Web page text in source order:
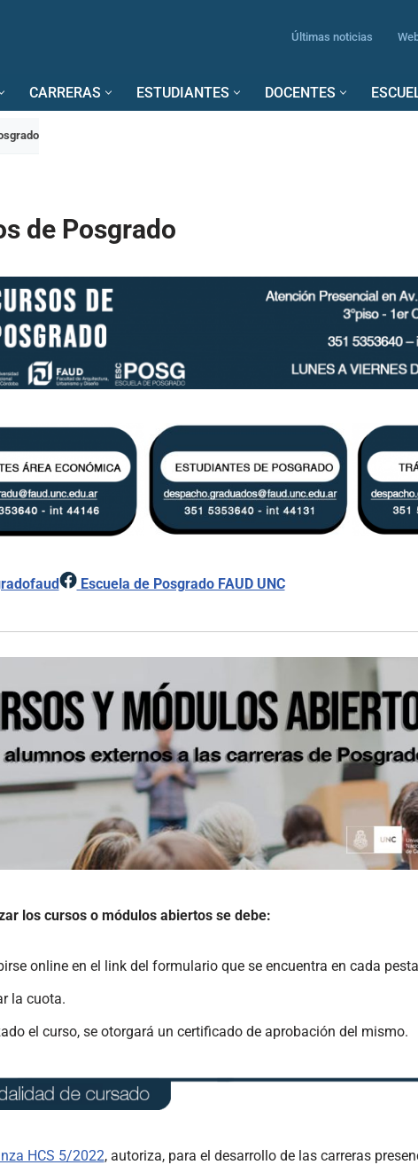
Últimas noticias
CARRERAS ESTUDIANTES DOCENTES
de Posgrado
Escuela de Posgrado FAUD UNC
los cursos o módulos abiertos se debe:
online en el link del formulario que se encuentra en cada
la cuota.
el curso, se otorgará un certificado de aprobación del mismo.
HCS 5/2022, autoriza, para el desarrollo de las carreras